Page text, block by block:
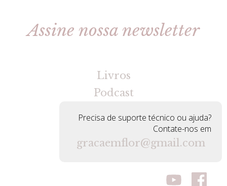
Assine nossa newsletter
Livros
Podcast
Precisa de suporte técnico ou ajuda?
Contate-nos em
gracaemflor@gmail.com